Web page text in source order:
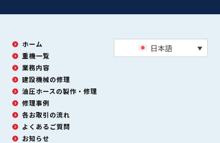
ホーム
重機一覧
業務内容
建設機械の修理
油圧ホースの製作・修理
修理事例
各お取引の流れ
よくあるご質問
お知らせ
日本語